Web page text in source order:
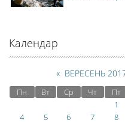
Календар
« ВЕРЕСЕНЬ
Пн Вт Ср Чт Пт
1
4
5 6 7 8